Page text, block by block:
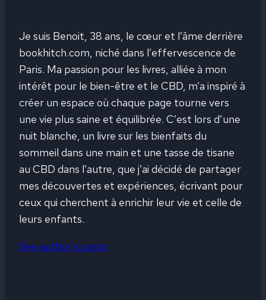
Je suis Benoit, 38 ans, le cœur et l’âme derrière
bookhitch.com, niché dans l’effervescence de
Paris. Ma passion pour les livres, alliée à mon
intérêt pour le bien-être et le CBD, m’a inspiré à
créer un espace où chaque page tourne vers
une vie plus saine et équilibrée. C’est lors d’une
nuit blanche, un livre sur les bienfaits du
sommeil dans une main et une tasse de tisane
au CBD dans l’autre, que j’ai décidé de partager
mes découvertes et expériences, écrivant pour
ceux qui cherchent à enrichir leur vie et celle de
leurs enfants.
See author's posts